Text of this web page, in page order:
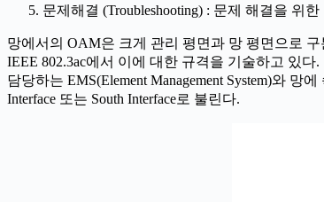
문제해결 (Troubleshooting) : 문제 해결을 위
망에서의 OAM은 크게 관리 평면과 망 평면으로 구
IEEE 802.3ac에서 이에 대한 규격을 기술하고 있다
담당하는 EMS(Element Management System)와
Interface 또는 South Interface로 불린다.